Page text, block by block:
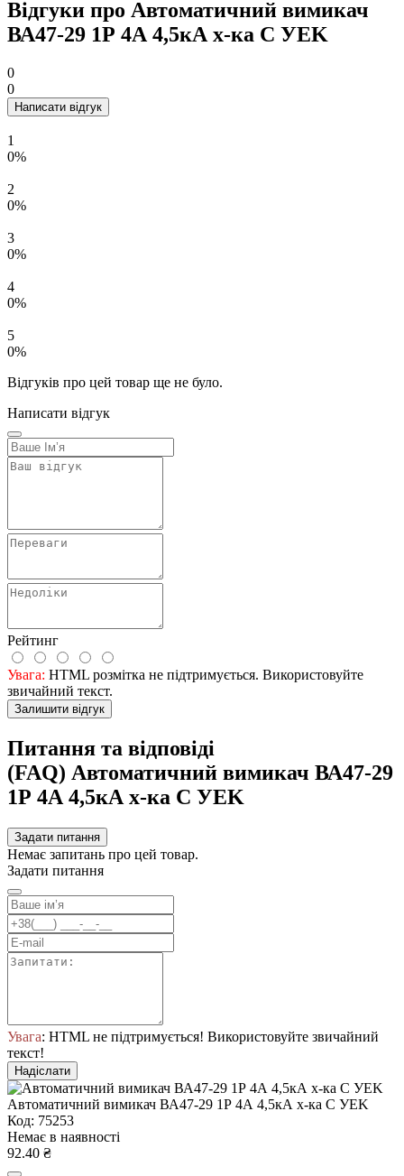
Відгуки про Автоматичний вимикач
ВА47-29 1Р 4А 4,5кА х-ка C УEK
0
0
Написати відгук
1
0%
2
0%
3
0%
4
0%
5
0%
Відгуків про цей товар ще не було.
Написати відгук
Рейтинг
Увага: HTML розмітка не підтримується. Використовуйте
звичайний текст.
Залишити відгук
Питання та відповіді
(FAQ) Автоматичний вимикач ВА47-29
1Р 4А 4,5кА х-ка C УEK
Задати питання
Немає запитань про цей товар.
Задати питання
Увага: HTML не підтримується! Використовуйте звичайний
текст!
Надіслати
Автоматичний вимикач ВА47-29 1Р 4А 4,5кА х-ка C УEK
Код: 75253
Немає в наявності
92.40 ₴